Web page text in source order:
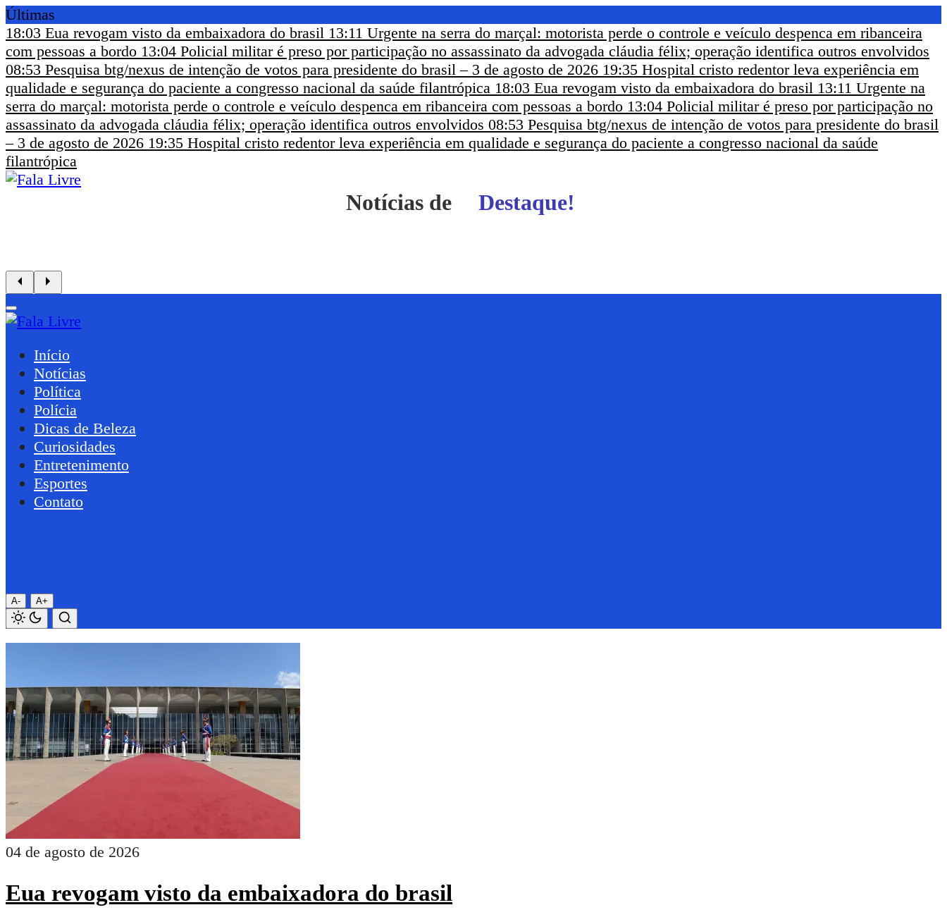
Últimas
18:03 Eua revogam visto da embaixadora do brasil 13:11 Urgente na serra do marçal: motorista perde o controle e veículo despenca em ribanceira
com pessoas a bordo 13:04 Policial militar é preso por participação no assassinato da advogada cláudia félix; operação identifica outros envolvidos
08:53 Pesquisa btg/nexus de intenção de votos para presidente do brasil – 3 de agosto de 2026 19:35 Hospital cristo redentor leva experiência em
qualidade e segurança do paciente a congresso nacional da saúde filantrópica 18:03 Eua revogam visto da embaixadora do brasil 13:11 Urgente na
serra do marçal: motorista perde o controle e veículo despenca em ribanceira com pessoas a bordo 13:04 Policial militar é preso por participação no
assassinato da advogada cláudia félix; operação identifica outros envolvidos 08:53 Pesquisa btg/nexus de intenção de votos para presidente do brasil
– 3 de agosto de 2026 19:35 Hospital cristo redentor leva experiência em qualidade e segurança do paciente a congresso nacional da saúde
filantrópica
Notícias de Itapetinga - BA
Início
Notícias
Política
Polícia
Dicas de Beleza
Curiosidades
Entretenimento
Esportes
Contato
A- A+
04 de agosto de 2026
Eua revogam visto da embaixadora do brasil